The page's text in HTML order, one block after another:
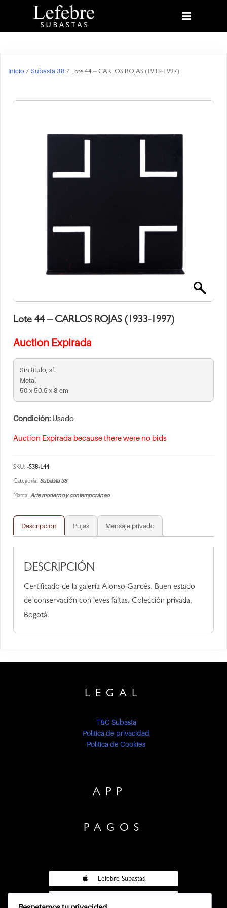
Inicio / Subasta 38 / Lote 44 – CARLOS ROJAS (1933-1997)
Lote 44 – CARLOS ROJAS (1933-1997)
Auction Expirada
Sin título, sf.
Metal
50 x 50.5 x 8 cm
Condición: Usado
Auction Expirada because there were no bids
SKU: -S38-L44
Categoría: Subasta 38
Marca: Arte moderno y contemporáneo
Descripción Pujas Mensaje privado
DESCRIPCIÓN
Certificado de la galería Alonso Garcés. Buen estado
de conservación con leves faltas. Colección privada,
Bogotá.
LEGAL
T&C Subasta
Politica de privacidad
Politica de Cookies
APP
PAGOS
Lefebre Subastas